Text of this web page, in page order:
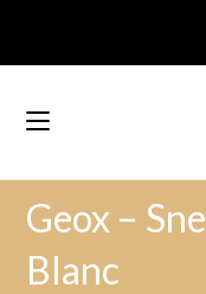
Geox –
Blanc